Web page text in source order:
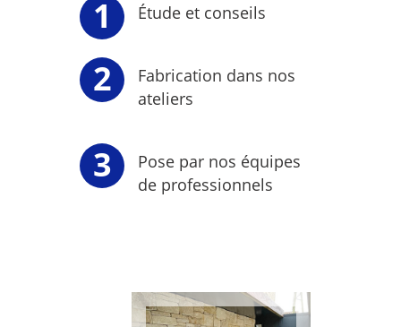
Étude et conseils
Fabrication dans nos
ateliers
Pose par nos équipes
de professionnels